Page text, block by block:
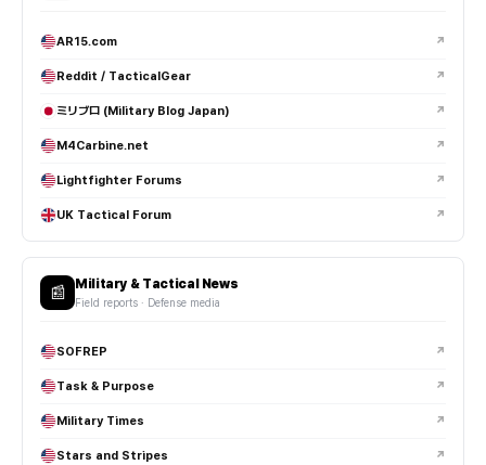
AR15.com ↗
Reddit / TacticalGear ↗
ミリブロ (Military Blog Japan) ↗
M4Carbine.net ↗
Lightfighter Forums ↗
UK Tactical Forum ↗
📰 Military & Tactical News
Field reports · Defense media
SOFREP ↗
Task & Purpose ↗
Military Times ↗
Stars and Stripes ↗